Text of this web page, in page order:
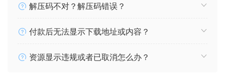
解压码不对？解压码错误？
付款后无法显示下载地址或内容？
资源显示违规或者已取消怎么办？